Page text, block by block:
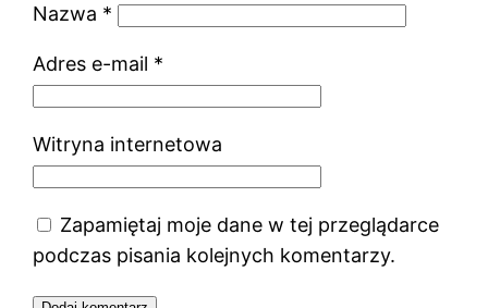
Nazwa *
Adres e-mail *
Witryna internetowa
Zapamiętaj moje dane w tej przeglądarce
podczas pisania kolejnych komentarzy.